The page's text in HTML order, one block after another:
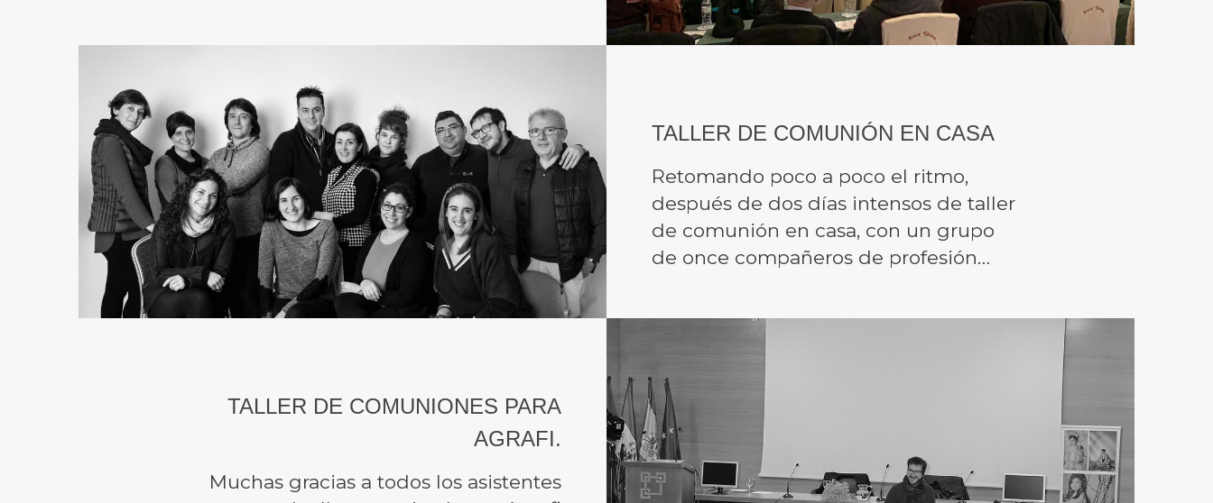
TALLER DE COMUNIÓN EN CASA
Retomando poco a poco el ritmo,
después de dos días intensos de taller
de comunión en casa, con un grupo
de once compañeros de profesión…
TALLER DE COMUNIONES PARA
AGRAFI.
Muchas gracias a todos los asistentes